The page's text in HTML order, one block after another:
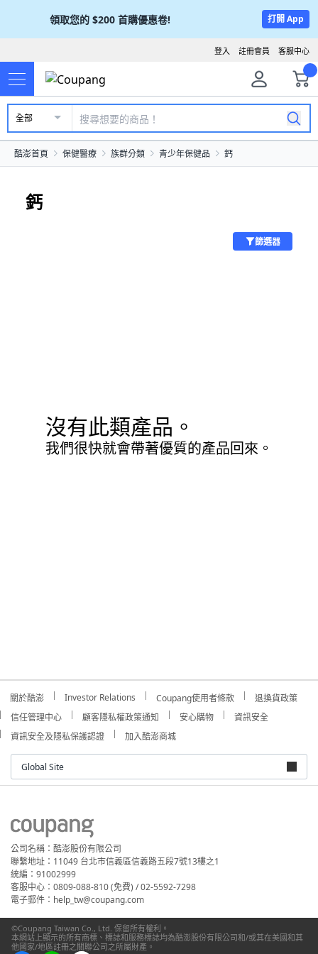
領取您的 $200 首購優惠卷! 打開 App
客服中心
註冊會員
登入
全部
酷澎首頁 保健醫療 族群分類 青少年保健品 鈣
鈣
篩選器
沒有此類產品。
我們很快就會帶著優質的產品回來。
關於酷澎 Investor Relations Coupang使用者條款
退換貨政策
信任管理中心
顧客隱私權政策通知 安心購物
資訊安全
資訊安全及隱私保護認證
加入酷澎商城
Global Site
公司名稱：酷澎股份有限公司
聯繫地址：11049 台北市信義區信義路五段7號13樓之1
統編：91002999
客服中心：0809-088-810 (免費) / 02-5592-7298
電子郵件：help_tw@coupang.com
©Coupang Taiwan Co., Ltd. 保留所有權利。
本網站上顯示的所有商標、標誌和服務標誌均為酷澎股份有限公司和/或其在美國和其
他國家/地區註冊之關聯公司之所屬財產。